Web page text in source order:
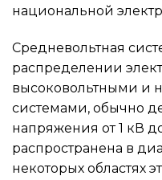
национальной
Средневольтная
распределении
высоковольтными и
системами, обычно
напряжения от 1 кВ
распространена в
некоторых областях